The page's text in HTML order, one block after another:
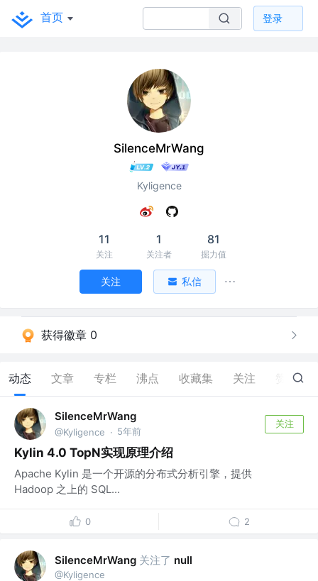
首页 登录
SilenceMrWang
Kyligence
11
关注
1
关注者
81
掘力值
关注 私信
获得徽章 0
动态 文章 专栏 沸点 收藏集 关注 17
SilenceMrWang
@Kyligence · 5年前
关注
Kylin 4.0 TopN实现原理介绍
Apache Kylin 是一个开源的分布式分析引擎，提供
Hadoop 之上的 SQL...
0 2
SilenceMrWang 关注了 nuIl
@Kyligence